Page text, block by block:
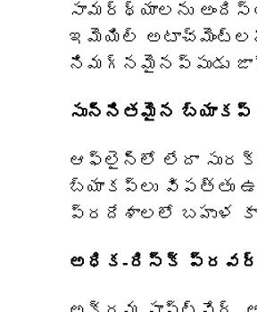
సామర్థ్యాలను
ఇమెయిల్
నిమగ్నమైనప్పుడు
సున్నితమైన బ్యాకప్
ఆఫ్‌లైన్‌లో లేదా
బ్యాకప్‌లు విపత్తు
ప్రదేశాలలో బహుళ
అధిక-రిస్క్